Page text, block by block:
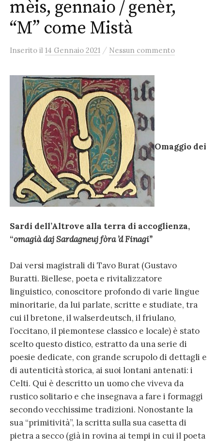
mèis, gennaio / genèr,
“M” come Mistà
Inserito il 14 Gennaio 2021 / Nessun commento
Omaggio dei
Sardi dell’Altrove alla terra di accoglienza,
“omagià daj Sardagneuj fòra ’d Finagi”
Dai versi magistrali di Tavo Burat (Gustavo
Buratti. Biellese, poeta e rivitaliz­zatore
linguistico, conoscitore profondo di varie lingue
minoritarie, da lui parlate, scritte e studiate, tra
cui il bretone, il walserdeutsch, il friulano,
l’occitano, il piemontese classico e locale) è stato
scelto questo distico, estratto da una serie di
poesie dedicate, con grande scrupolo di dettagli e
di autenticità storica, ai suoi lontani antenati: i
Celti. Qui è descritto un uomo che viveva da
rustico solitario e che insegnava a fare i formaggi
secondo vecchissime tradizioni. Nonostante la
sua “primitività”, la scritta sulla sua casetta di
pietra a secco (già in rovina ai tempi in cui il poeta